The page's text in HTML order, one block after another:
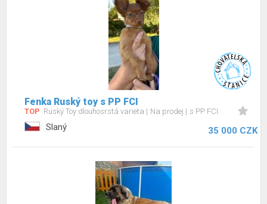
Fenka Ruský toy s PP FCI
TOP Ruský Toy dlouhosrstá varieta Na prodej s PP FCI
Slaný 35 000 CZK